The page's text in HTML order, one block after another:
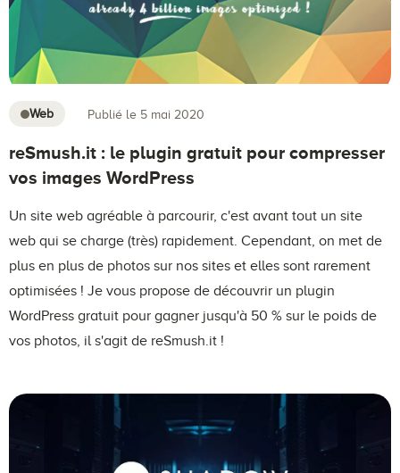
Web Publié le 5 mai 2020
reSmush.it : le plugin gratuit pour compresser
vos images WordPress
Un site web agréable à parcourir, c'est avant tout un site
web qui se charge (très) rapidement. Cependant, on met de
plus en plus de photos sur nos sites et elles sont rarement
optimisées ! Je vous propose de découvrir un plugin
WordPress gratuit pour gagner jusqu'à 50 % sur le poids de
vos photos, il s'agit de reSmush.it !